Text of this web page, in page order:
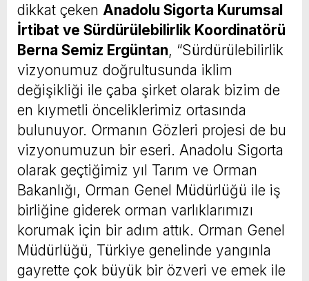
dikkat çeken Anadolu Sigorta Kurumsal
İrtibat ve Sürdürülebilirlik Koordinatörü
Berna Semiz Ergüntan, “Sürdürülebilirlik
vizyonumuz doğrultusunda iklim
değişikliği ile çaba şirket olarak bizim de
en kıymetli önceliklerimiz ortasında
bulunuyor. Ormanın Gözleri projesi de bu
vizyonumuzun bir eseri. Anadolu Sigorta
olarak geçtiğimiz yıl Tarım ve Orman
Bakanlığı, Orman Genel Müdürlüğü ile iş
birliğine giderek orman varlıklarımızı
korumak için bir adım attık. Orman Genel
Müdürlüğü, Türkiye genelinde yangınla
gayrette çok büyük bir özveri ve emek ile